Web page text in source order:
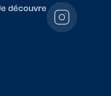
découvre